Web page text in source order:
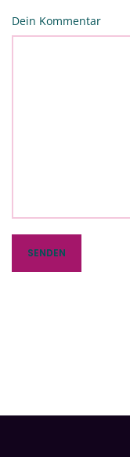
Dein Kommentar